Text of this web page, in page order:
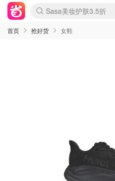
lululemon折扣上新
Sasa美妆护肤3.5折
SSENSE年中3折
FreshBeauty好价汇总
Cettire降价+叠9折
Farfetch折上8折
WWS Coles超市实拍
viagogo二手票捡漏
Myer清仓1折起
The Outnet奢牌1折起
David Jones 3折起
Flannels大牌1折
Perfumes Club护肤1折
AMIRO返校季6.2折
Oweek抽奖送Airpods
Amazon折扣汇总
eToro入金$200送$50
Amazon数码好物
ICONIC本周7.5折
ThedoubleF高奢地板价
Moose Knuckles 6折
丝芙兰5折起
EUFY官网3.7折起
Selenichast首饰2折
Trip机票酒店促销
YSL送5件彩妆礼
Amazon家居好物
BIGBANG巡演开票
David Jones时尚3折
Amazon美妆护肤
雅漾大喷$8
过敏原检测盒$33
伊索独家赠50ml沐浴露
科颜氏清仓3折
SEALIFE海洋馆门票6折
丝塔芙大白罐$16
订阅Newsletter送香薰
Cult Beauty 6.8折
Harrods圣诞日历2.3折
LN-CC奢牌私促3折
d'Alba空姐喷雾$16
EVE LOM套装逆天2折
Bernardelli独家4折
Adore Beauty 6折起
CT圣诞日历
Mytheresa奢品2.7折
Luxury Escapes 9折
Currentbody美容仪9折
MOON Garden Live
ALLSAINTS美衣3折
Roborock扫地机3.7折
Tingo Life水杯$24
Valentino官网5折
CR洗发护发6.3折
首页 抢好货 女鞋